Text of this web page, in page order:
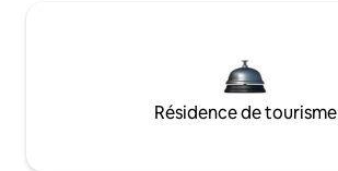
Résidence de tourisme